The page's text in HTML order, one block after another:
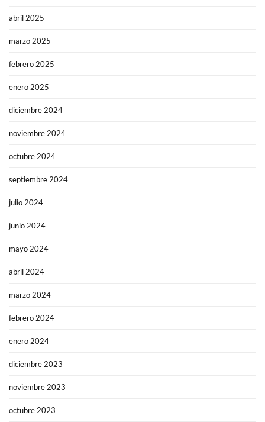
abril 2025
marzo 2025
febrero 2025
enero 2025
diciembre 2024
noviembre 2024
octubre 2024
septiembre 2024
julio 2024
junio 2024
mayo 2024
abril 2024
marzo 2024
febrero 2024
enero 2024
diciembre 2023
noviembre 2023
octubre 2023